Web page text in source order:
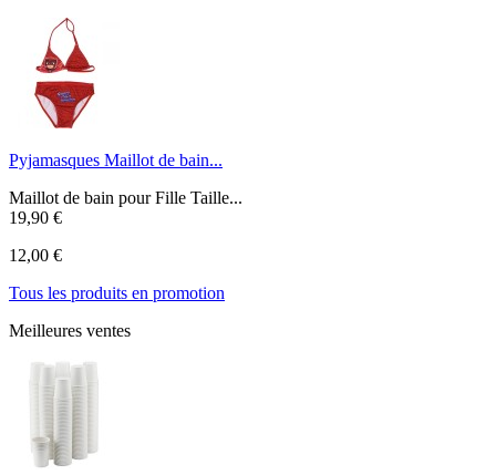
Pyjamasques Maillot de bain...
Maillot de bain pour Fille Taille...
19,90 €
12,00 €
Tous les produits en promotion
Meilleures ventes